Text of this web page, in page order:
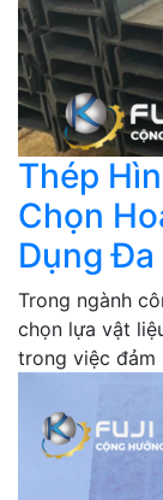
Thép
Chọn
Dụng Đa
Trong ngành
chọn lựa vật
trong việc đảm